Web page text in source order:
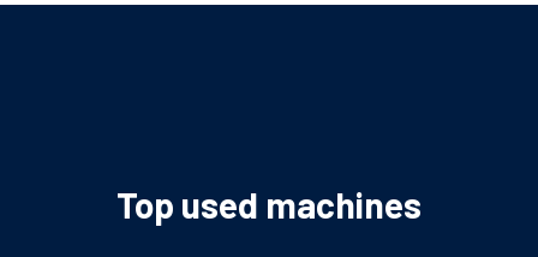
Top used machines